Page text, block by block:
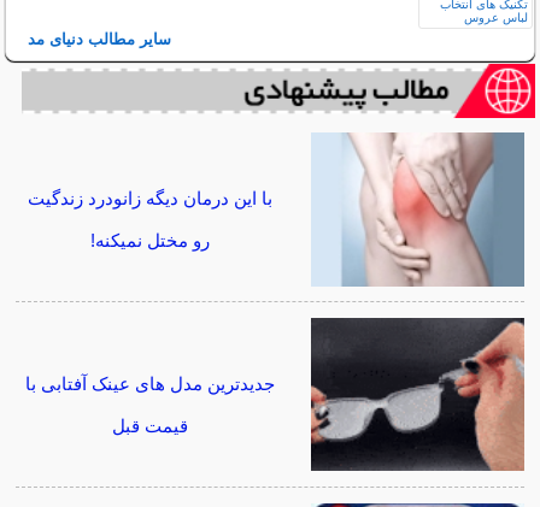
سایر مطالب دنیای مد
با این درمان دیگه زانودرد زندگیت
رو مختل نمیکنه!
جدیدترین مدل های عینک آفتابی با
قیمت قبل